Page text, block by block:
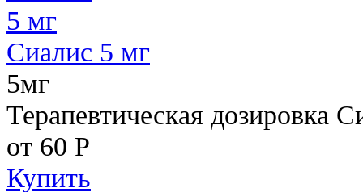
Сиалис 5 мг
5мг
Терапевтическая дозировка
от 60 Р
Купить